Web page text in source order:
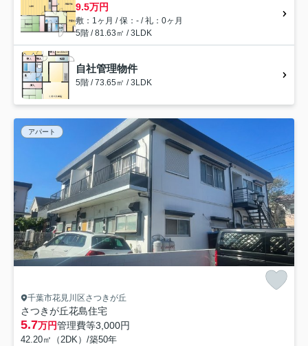
9.5万円
敷：1ヶ月 / 保：- / 礼：0ヶ月
5階 / 81.63㎡ / 3LDK
自社管理物件
5階 / 73.65㎡ / 3LDK
アパート
千葉市花見川区さつきが丘
さつきが丘花島住宅
5.7万円管理費等3,000円
42.20㎡（2DK）/築50年